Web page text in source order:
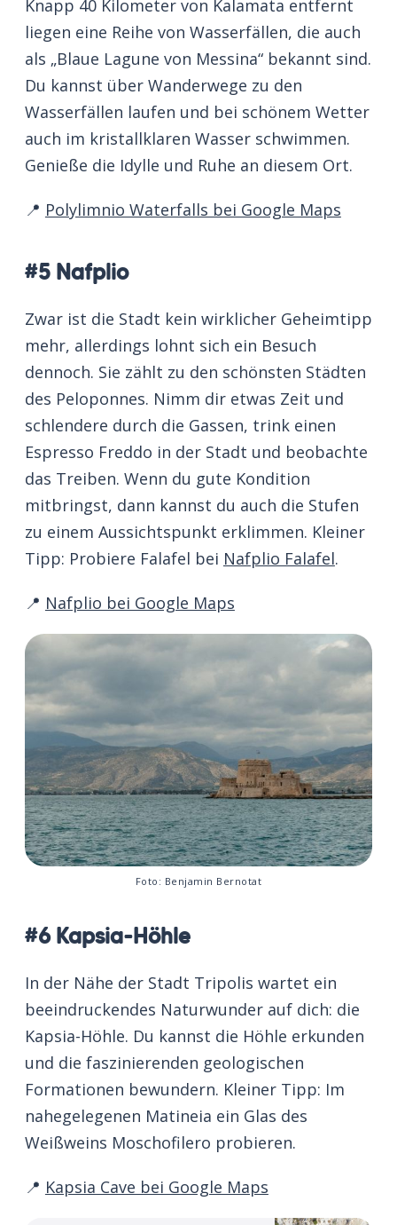
Knapp 40 Kilometer von Kalamata entfernt
liegen eine Reihe von Wasserfällen, die auch
als „Blaue Lagune von Messina“ bekannt sind.
Du kannst über Wanderwege zu den
Wasserfällen laufen und bei schönem Wetter
auch im kristallklaren Wasser schwimmen.
Genieße die Idylle und Ruhe an diesem Ort.
📍 Polylimnio Waterfalls bei Google Maps
#5 Nafplio
Zwar ist die Stadt kein wirklicher Geheimtipp
mehr, allerdings lohnt sich ein Besuch
dennoch. Sie zählt zu den schönsten Städten
des Peloponnes. Nimm dir etwas Zeit und
schlendere durch die Gassen, trink einen
Espresso Freddo in der Stadt und beobachte
das Treiben. Wenn du gute Kondition
mitbringst, dann kannst du auch die Stufen
zu einem Aussichtspunkt erklimmen. Kleiner
Tipp: Probiere Falafel bei Nafplio Falafel.
📍 Nafplio bei Google Maps
Foto: Benjamin Bernotat
#6 Kapsia-Höhle
In der Nähe der Stadt Tripolis wartet ein
beeindruckendes Naturwunder auf dich: die
Kapsia-Höhle. Du kannst die Höhle erkunden
und die faszinierenden geologischen
Formationen bewundern. Kleiner Tipp: Im
nahegelegenen Matineia ein Glas des
Weißweins Moschofilero probieren.
📍 Kapsia Cave bei Google Maps